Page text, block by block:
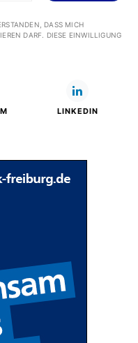
DASS MICH
DARF. DIESE EINWILLIGUNG
LINKEDIN